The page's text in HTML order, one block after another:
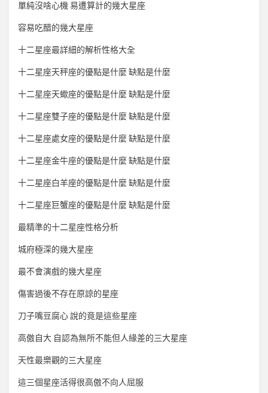
單純沒啥心機 易遭算計的幾大星座
容易吃醋的幾大星座
十二星座最詳細的解析性格大全
十二星座天秤座的優點是什麼 缺點是什麼
十二星座天蠍座的優點是什麼 缺點是什麼
十二星座雙子座的優點是什麼 缺點是什麼
十二星座處女座的優點是什麼 缺點是什麼
十二星座金牛座的優點是什麼 缺點是什麼
十二星座白羊座的優點是什麼 缺點是什麼
十二星座巨蟹座的優點是什麼 缺點是什麼
最精準的十二星座性格分析
城府極深的幾大星座
最不會演戲的幾大星座
傷害過後不存在原諒的星座
刀子嘴豆腐心 說的竟是這些星座
高傲自大 自認為無所不能但人緣差的三大星座
天性最樂觀的三大星座
這三個星座活得很高傲不向人屈服